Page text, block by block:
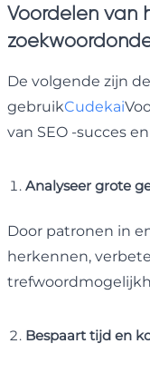
Voordelen van
De volgende zijn
gebruikCudekai
van SEO -succes
Analyseer grote
Door patronen in
herkennen,
Bespaart tijd en